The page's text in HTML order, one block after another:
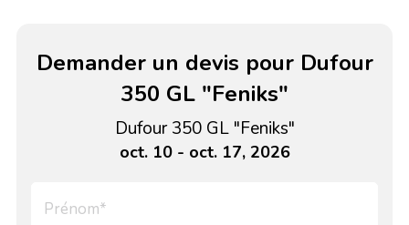
Demander un devis pour Dufour
350 GL "Feniks"
Dufour 350 GL "Feniks"
oct. 10 - oct. 17, 2026